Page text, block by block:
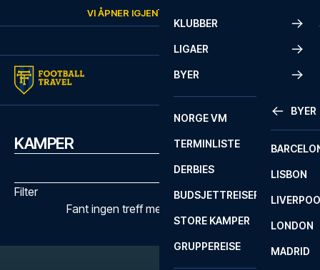
VI ÅPNER IGJENTORSDAG
KLUBBER
LIGAER
BYER
BYER
LISBON
LONDON
MADRID
NORGE VM
TERMINLISTE
DERBIES
BUDSJETTREISER
STORE KAMPER
GRUPPEREISE
KAMPER
Filter
Fant ingen treff med de valgte filtrene